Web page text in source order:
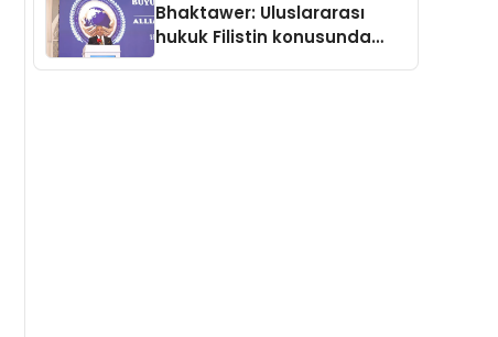
Sindirildiğini Ortaya Koydu
Bhaktawer: Uluslararası
hukuk Filistin konusunda